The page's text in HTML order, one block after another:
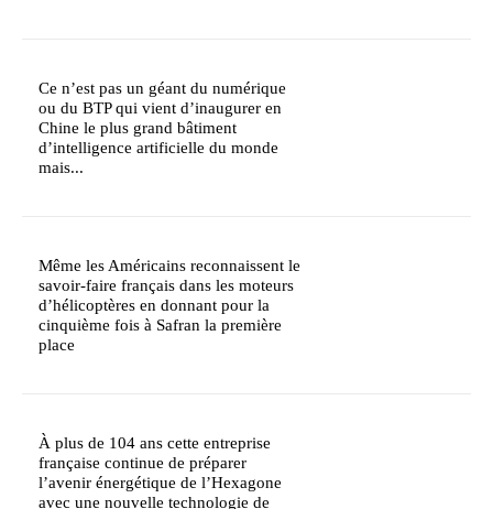
Ce n’est pas un géant du numérique
ou du BTP qui vient d’inaugurer en
Chine le plus grand bâtiment
d’intelligence artificielle du monde
mais...
Même les Américains reconnaissent le
savoir-faire français dans les moteurs
d’hélicoptères en donnant pour la
cinquième fois à Safran la première
place
À plus de 104 ans cette entreprise
française continue de préparer
l’avenir énergétique de l’Hexagone
avec une nouvelle technologie de